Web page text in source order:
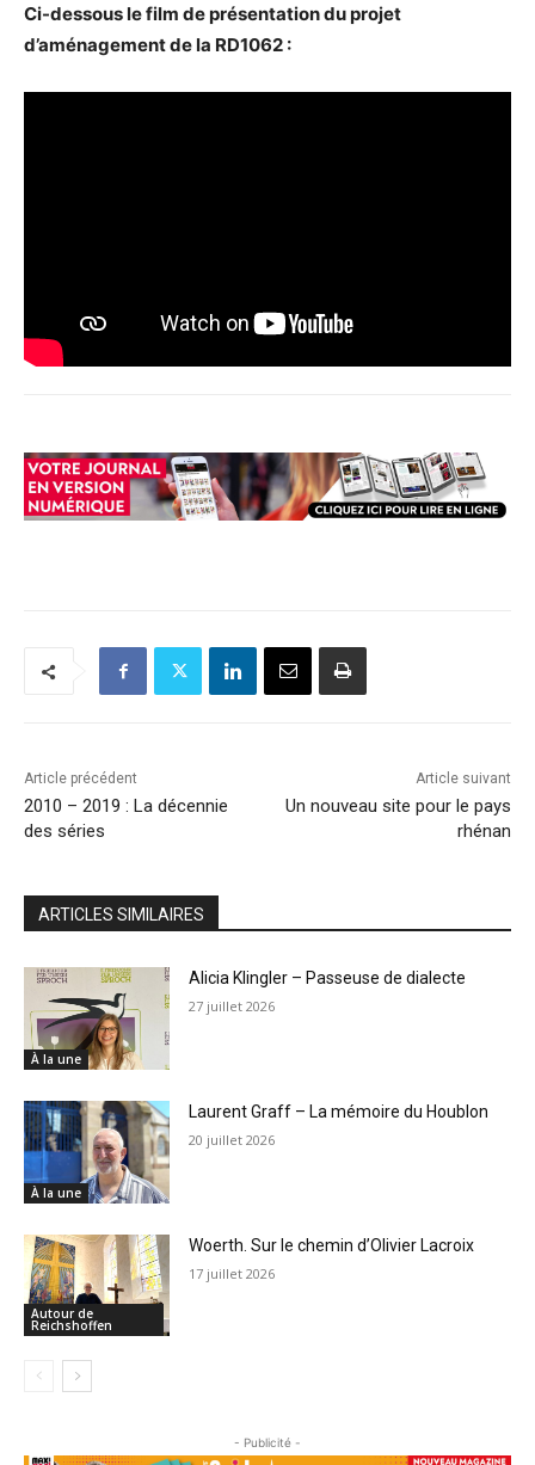
Ci-dessous le film de présentation du projet
d’aménagement de la RD1062 :
Article précédent
2010 – 2019 : La décennie
des séries
Article suivant
Un nouveau site pour le pays
rhénan
ARTICLES SIMILAIRES
À la une
Alicia Klingler – Passeuse de dialecte
27 juillet 2026
À la une
Laurent Graff – La mémoire du Houblon
20 juillet 2026
Autour de
Reichshoffen
Woerth. Sur le chemin d’Olivier Lacroix
17 juillet 2026
- Publicité -